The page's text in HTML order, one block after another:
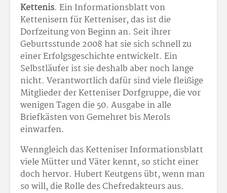
Kettenis. Ein Informationsblatt von
Kettenisern für Ketteniser, das ist die
Dorfzeitung von Beginn an. Seit ihrer
Geburtsstunde 2008 hat sie sich schnell zu
einer Erfolgsgeschichte entwickelt. Ein
Selbstläufer ist sie deshalb aber noch lange
nicht. Verantwortlich dafür sind viele fleißige
Mitglieder der Ketteniser Dorfgruppe, die vor
wenigen Tagen die 50. Ausgabe in alle
Briefkästen von Gemehret bis Merols
einwarfen.
Wenngleich das Ketteniser Informationsblatt
viele Mütter und Väter kennt, so sticht einer
doch hervor. Hubert Keutgens übt, wenn man
so will, die Rolle des Chefredakteurs aus.